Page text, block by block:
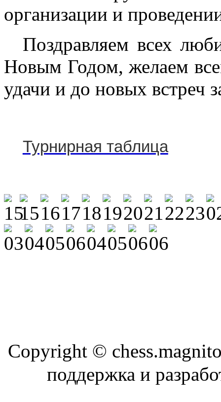
организации и
Поздравляем всех
Новым Годом, желаем
удачи и до новых встреч
Турнирная таблица
Copyright ©
поддержка и